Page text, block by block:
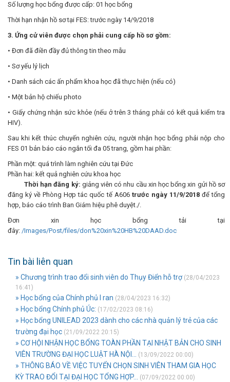
Số lượng học bổng được cấp: 01 học bổng
Thời hạn nhận hồ sơ tại FES: trước ngày 14/9/2018
3. Ứng cử viên được chọn phải cung cấp hồ sơ gồm:
• Đơn đã điền đầy đủ thông tin theo mẫu
• Sơ yếu lý lịch
• Danh sách các ấn phẩm khoa học đã thực hiện (nếu có)
• Một bản hộ chiếu photo
• Giấy chứng nhận sức khỏe (nếu ở trên 3 tháng phải có kết quả kiểm tra
HIV).
Sau khi kết thúc chuyến nghiên cứu, người nhận học bổng phải nộp cho
FES 01 bản báo cáo ngắn tối đa 05 trang, gồm hai phần:
Phần một: quá trình làm nghiên cứu tại Đức
Phần hai: kết quả nghiên cứu khoa học
Thời hạn đăng ký: giảng viên có nhu cầu xin học bổng xin gửi hồ sơ
đăng ký về Phòng Hợp tác quốc tế A606trước ngày 11/9/2018 để tổng
hợp, báo cáo trình Ban Giám hiệu phê duyệt./.
Đơn xin học bổng tải tại
đây: /Images/Post/files/don%20xin%20HB%20DAAD.doc
Tin bài liên quan
» Chương trình trao đổi sinh viên do Thụy Điển hỗ trợ(28/04/2023
16:41)
» Học bổng của Chính phủ I ran (28/04/2023 16:32)
» Học bổng Chính phủ Úc: (17/02/2023 08:16)
» Học bổng UNILEAD 2023 dành cho các nhà quản lý trẻ của các
trường đại học (21/09/2022 20:15)
» CƠ HỘI NHẬN HỌC BỔNG TOÀN PHẦN TẠI NHẬT BẢN CHO SINH
VIÊN TRƯỜNG ĐẠI HỌC LUẬT HÀ NỘI...
(13/09/2022 00:00)
» THÔNG BÁO VỀ VIỆC TUYỂN CHỌN SINH VIÊN THAM GIA HỌC
KỲ TRAO ĐỔI TẠI ĐẠI HỌC TỔNG HỢP...
(07/09/2022 00:00)